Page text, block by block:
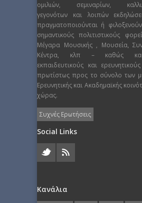
ομιλιών, σεμιναρίων,
γεγονότων και λοιπών
πραγματοποιούνται ή
σημαντικούς πολιτιστικούς
Μέγαρα Μουσικής , Μουσεία,
Κέντρα, κλπ – καθώς
εκπαιδευτικούς και
πρωτίστως προς το σύνολο των
Ερευνητικής και Ακαδημαϊκής
χώρας.
Συχνές Ερωτήσεις
Social Links
Κανάλια